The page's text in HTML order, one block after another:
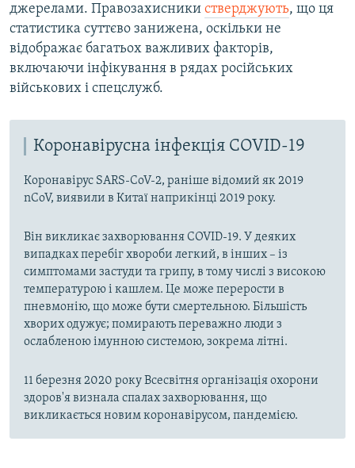
джерелами. Правозахисники стверджують, що ця
статистика суттєво занижена, оскільки не
відображає багатьох важливих факторів,
включаючи інфікування в рядах російських
військових і спецслужб.
Коронавірусна інфекція COVID-19
Коронавірус SARS-CoV-2, раніше відомий як 2019
nCoV, виявили в Китаї наприкінці 2019 року.
Він викликає захворювання COVID-19. У деяких
випадках перебіг хвороби легкий, в інших – із
симптомами застуди та грипу, в тому числі з високою
температурою і кашлем. Це може перерости в
пневмонію, що може бути смертельною. Більшість
хворих одужує; помирають переважно люди з
ослабленою імунною системою, зокрема літні.
11 березня 2020 року Всесвітня організація охорони
здоров'я визнала спалах захворювання, що
викликається новим коронавірусом, пандемією.